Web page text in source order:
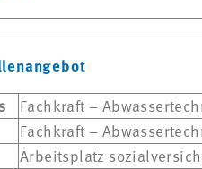
Fachkraft –
Fachkraft –
Arbeitsplatz